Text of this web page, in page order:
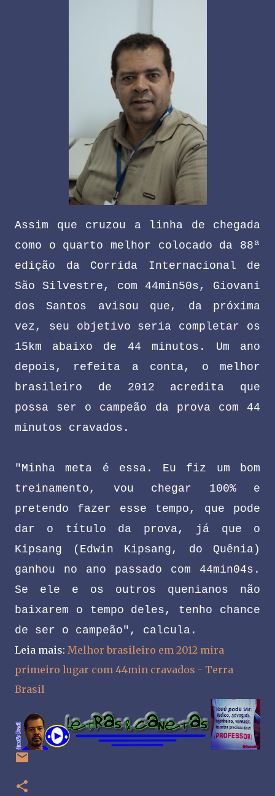
Assim que cruzou a linha de chegada
como o quarto melhor colocado da 88ª
edição da Corrida Internacional de
São Silvestre, com 44min50s, Giovani
dos Santos avisou que, da próxima
vez, seu objetivo seria completar os
15km abaixo de 44 minutos. Um ano
depois, refeita a conta, o melhor
brasileiro de 2012 acredita que
possa ser o campeão da prova com 44
minutos cravados.
"Minha meta é essa. Eu fiz um bom
treinamento, vou chegar 100% e
pretendo fazer esse tempo, que pode
dar o título da prova, já que o
Kipsang (Edwin Kipsang, do Quênia)
ganhou no ano passado com 44min04s.
Se ele e os outros quenianos não
baixarem o tempo deles, tenho chance
de ser o campeão", calcula.
Leia mais: Melhor brasileiro em 2012 mira
primeiro lugar com 44min cravados - Terra
Brasil